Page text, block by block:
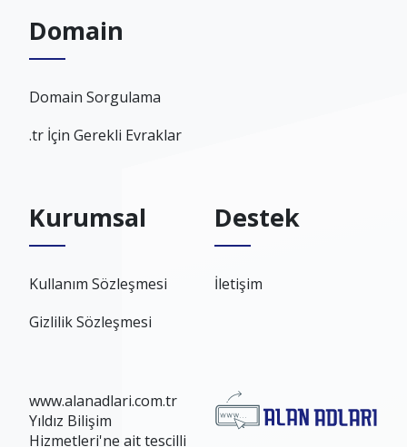
Domain
Domain Sorgulama
.tr İçin Gerekli Evraklar
Kurumsal
Kullanım Sözleşmesi
Gizlilik Sözleşmesi
Destek
İletişim
www.alanadlari.com.tr
Yıldız Bilişim
Hizmetleri'ne ait tescilli